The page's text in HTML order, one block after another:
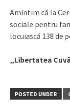
Amintim că la
sociale pentru
locuiască 138 de
„Libertatea
POSTED UNDER